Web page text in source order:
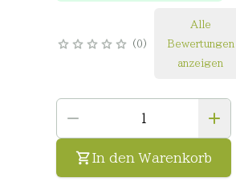
0
Alle
Bewertungen
anzeigen
In den Warenkorb